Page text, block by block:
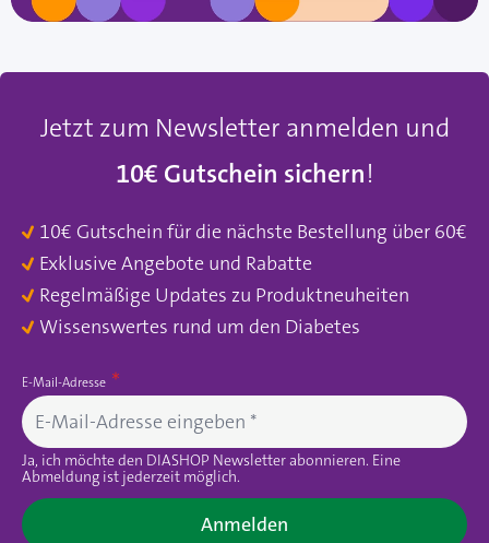
Jetzt zum Newsletter anmelden und
10€ Gutschein sichern!
10€ Gutschein für die nächste Bestellung über 60€
Exklusive Angebote und Rabatte
Regelmäßige Updates zu Produktneuheiten
Wissenswertes rund um den Diabetes
E-Mail-Adresse
Ja, ich möchte den DIASHOP Newsletter abonnieren. Eine
Abmeldung ist jederzeit möglich.
Anmelden